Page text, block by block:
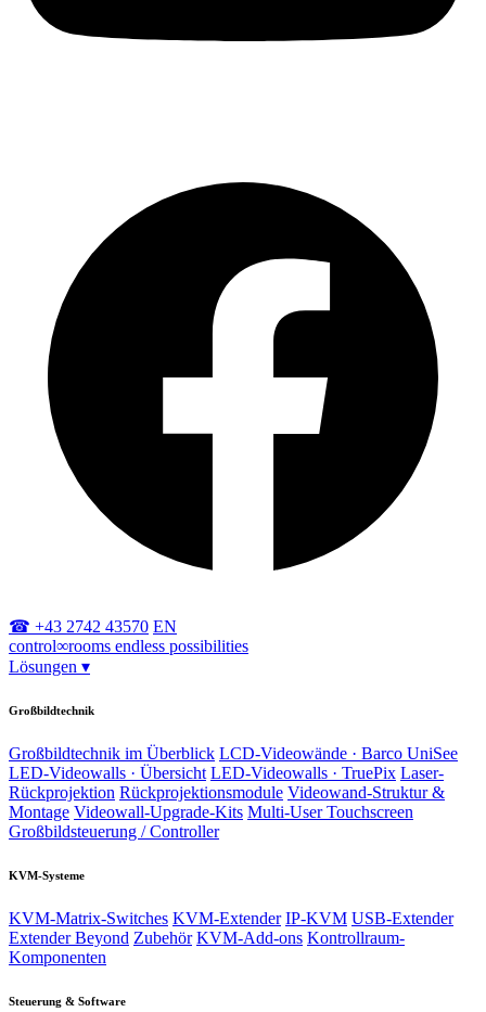
☎ +43 2742 43570 EN
control∞rooms endless possibilities
Lösungen ▾
Großbildtechnik
Großbildtechnik im Überblick LCD-Videowände · Barco UniSee
LED-Videowalls · Übersicht LED-Videowalls · TruePix Laser-
Rückprojektion Rückprojektionsmodule Videowand-Struktur &
Montage Videowall-Upgrade-Kits Multi-User Touchscreen
Großbildsteuerung / Controller
KVM-Systeme
KVM-Matrix-Switches KVM-Extender IP-KVM USB-Extender
Extender Beyond Zubehör KVM-Add-ons Kontrollraum-
Komponenten
Steuerung & Software